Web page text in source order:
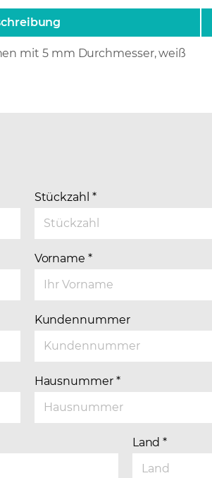
mit 5 mm Durchmesser, weiß
Stückzahl *
Vorname*
Kundennummer
Hausnummer *
Land*